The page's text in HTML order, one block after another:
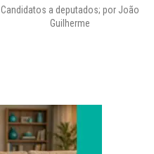
Candidatos a deputados; por João
Guilherme